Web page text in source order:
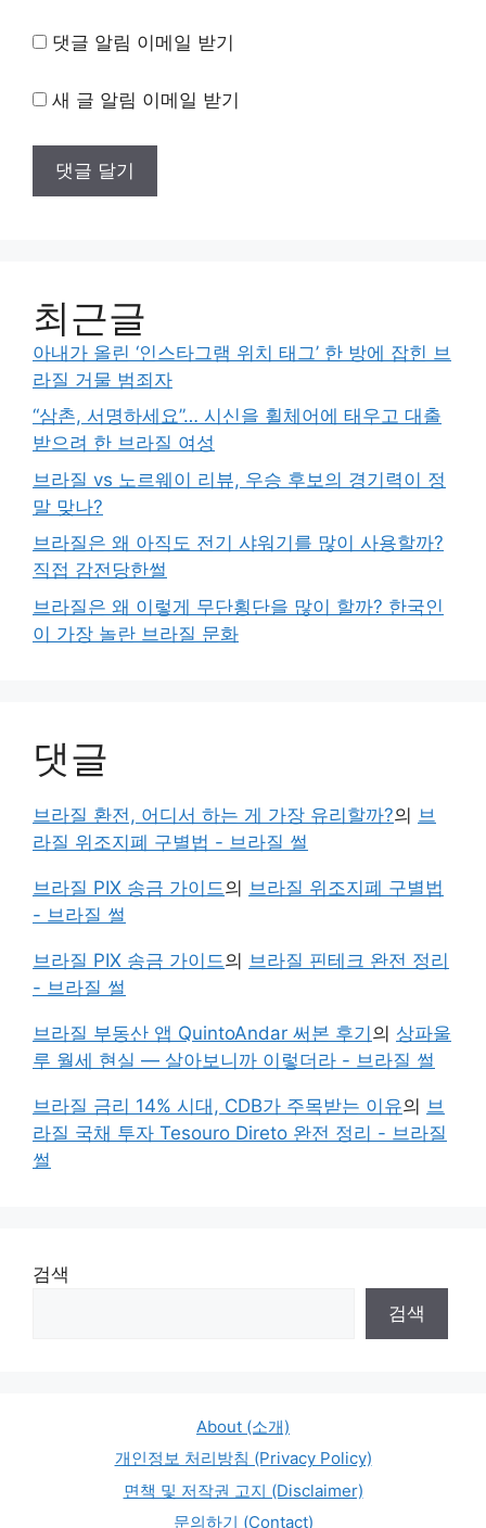
댓글 알림 이메일 받기
새 글 알림 이메일 받기
최근글
아내가 올린 ‘인스타그램 위치 태그’ 한 방에 잡힌 브
라질 거물 범죄자
“삼촌, 서명하세요”… 시신을 휠체어에 태우고 대출
받으려 한 브라질 여성
브라질 vs 노르웨이 리뷰, 우승 후보의 경기력이 정
말 맞나?
브라질은 왜 아직도 전기 샤워기를 많이 사용할까?
직접 감전당한썰
브라질은 왜 이렇게 무단횡단을 많이 할까? 한국인
이 가장 놀란 브라질 문화
댓글
브라질 환전, 어디서 하는 게 가장 유리할까?의 브
라질 위조지폐 구별법 - 브라질 썰
브라질 PIX 송금 가이드의 브라질 위조지폐 구별법
- 브라질 썰
브라질 PIX 송금 가이드의 브라질 핀테크 완전 정리
- 브라질 썰
브라질 부동산 앱 QuintoAndar 써본 후기의 상파울
루 월세 현실 — 살아보니까 이렇더라 - 브라질 썰
브라질 금리 14% 시대, CDB가 주목받는 이유의 브
라질 국채 투자 Tesouro Direto 완전 정리 - 브라질
썰
검색
검색
About (소개)
개인정보 처리방침 (Privacy Policy)
면책 및 저작권 고지 (Disclaimer)
문의하기 (Contact)